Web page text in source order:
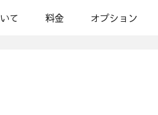
て 料金 オプション